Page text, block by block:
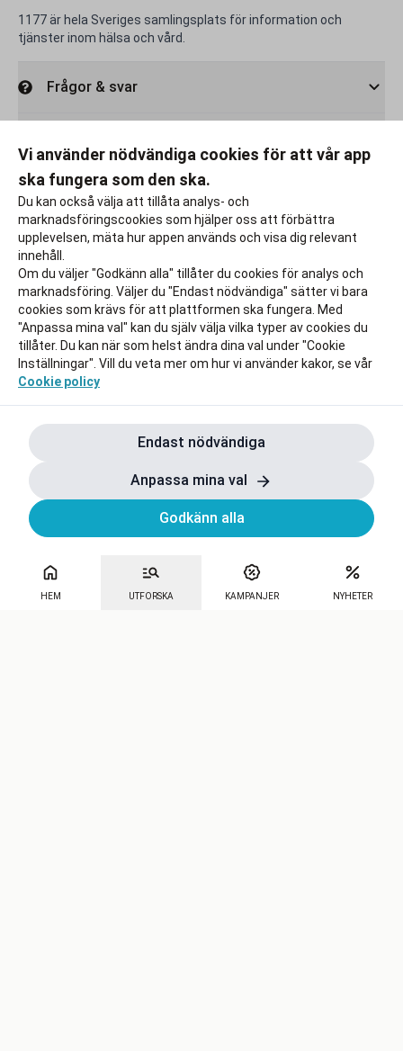
HEM UTFORSKA KAMPANJER NYHETER
1177 är hela Sveriges samlingsplats för information och
tjänster inom hälsa och vård.
Frågor & svar
Rapportera ett problem
Vi använder nödvändiga cookies för att vår app
ska fungera som den ska.
Du kan också välja att tillåta analys- och
marknadsföringscookies som hjälper oss att förbättra
upplevelsen, mäta hur appen används och visa dig relevant
innehåll.
Om du väljer "Godkänn alla" tillåter du cookies för analys och
marknadsföring. Väljer du "Endast nödvändiga" sätter vi bara
cookies som krävs för att plattformen ska fungera. Med
"Anpassa mina val" kan du själv välja vilka typer av cookies du
tillåter. Du kan när som helst ändra dina val under "Cookie
Inställningar". Vill du veta mer om hur vi använder kakor, se vår
Cookie policy
Endast nödvändiga
Anpassa mina val
Godkänn alla